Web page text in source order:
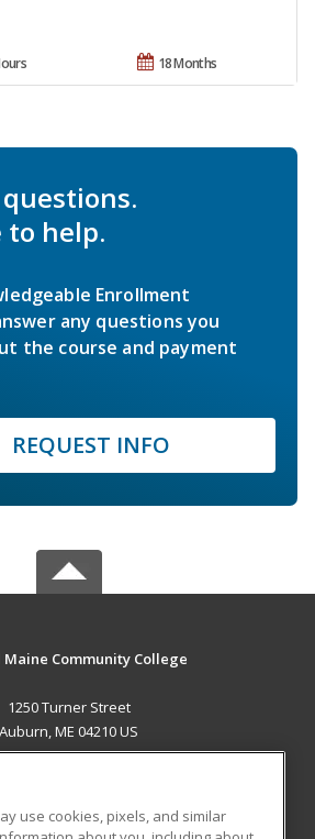
18 Months
to help.
Enrollment
any questions you
the course and payment
REQUEST INFO
Maine Community College
1250 Turner Street
Auburn, ME 04210 US
use cookies, pixels, and similar